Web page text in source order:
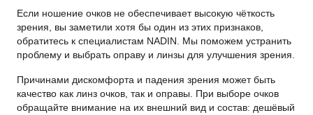
Если ношение очков не обеспечивает высокую чёткость
зрения, вы заметили хотя бы один из этих признаков,
обратитесь к специалистам NADIN. Мы поможем устранить
проблему и выбрать оправу и линзы для улучшения зрения.
Причинами дискомфорта и падения зрения может быть
качество как линз очков, так и оправы. При выборе очков
обращайте внимание на их внешний вид и состав: дешёвый